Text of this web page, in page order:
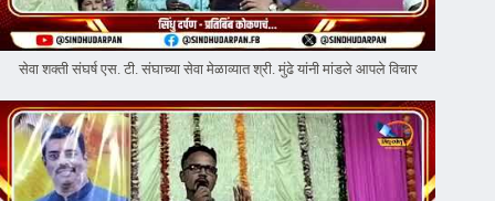
सेवा शक्ती संघर्ष एस. टी. संघाच्या सेवा मेळाव्यात श्री. मुंढे यांनी मांडले आपले विचार